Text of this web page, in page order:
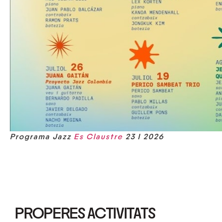
Programa Jazz Es Claustre 23 I 2026
PROPERES ACTIVITATS